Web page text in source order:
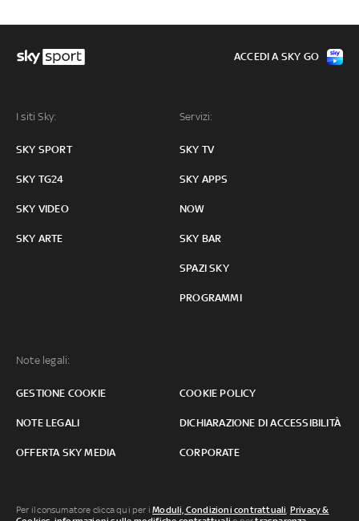
I siti Sky:
SKY SPORT
SKY TG24
SKY VIDEO
SKY ARTE
Servizi:
SKY TV
SKY APPS
NOW
SKY BAR
SPAZI SKY
PROGRAMMI
Note legali:
GESTIONE COOKIE COOKIE POLICY
NOTE LEGALI DICHIARAZIONE DI ACCESSIBILITÀ
OFFERTA SKY MEDIA CORPORATE
ACCEDI A SKY GO
Per il consumatore clicca qui per iModuli, Condizioni contrattuali, Privacy &